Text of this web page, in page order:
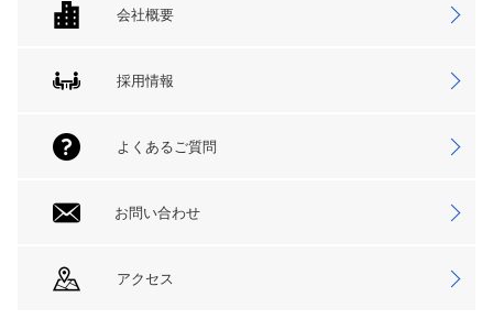
会社概要
採用情報
よくあるご質問
お問い合わせ
アクセス